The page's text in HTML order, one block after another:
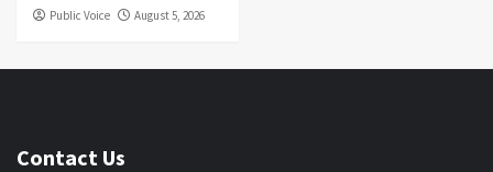
Public Voice August 5, 2026
Contact Us